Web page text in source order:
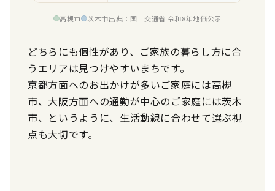
高槻市 茨木市出典：国土交通省 令和8年地価公示
どちらにも個性があり、ご家族の暮らし方に合
うエリアは見つけやすいまちです。
京都方面へのお出かけが多いご家庭には高槻
市、大阪方面への通勤が中心のご家庭には茨木
市、というように、生活動線に合わせて選ぶ視
点も大切です。